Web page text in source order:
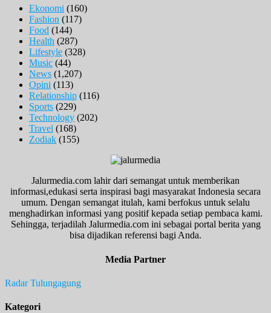
Ekonomi (160)
Fashion (117)
Food (144)
Health (287)
Lifestyle (328)
Music (44)
News (1,207)
Opini (113)
Relationship (116)
Sports (229)
Technology (202)
Travel (168)
Zodiak (155)
Jalurmedia.com lahir dari semangat untuk memberikan
informasi,edukasi serta inspirasi bagi masyarakat Indonesia secara
umum. Dengan semangat itulah, kami berfokus untuk selalu
menghadirkan informasi yang positif kepada setiap pembaca kami.
Sehingga, terjadilah Jalurmedia.com ini sebagai portal berita yang
bisa dijadikan referensi bagi Anda.
Media Partner
Radar Tulungagung
Kategori